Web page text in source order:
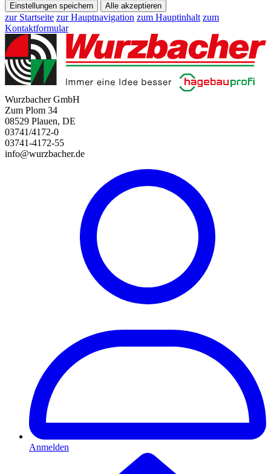
Einstellungen speichern Alle akzeptieren
zur Startseite zur Hauptnavigation zum Hauptinhalt zum
Kontaktformular
Wurzbacher GmbH
Zum Plom 34
08529 Plauen, DE
03741/4172-0
03741-4172-55
info@wurzbacher.de
Anmelden